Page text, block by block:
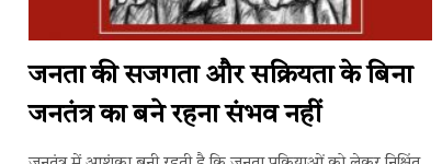
जनता की सजगता और सक्रियता के बिना
जनतंत्र का बने रहना संभव नहीं